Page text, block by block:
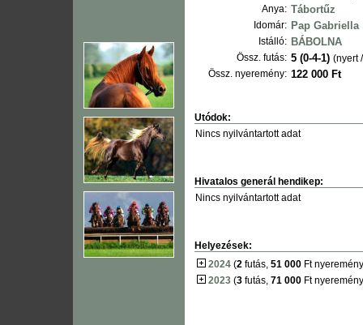
Anya: Tábortűz
Idomár: Pap Gabriella
Istálló: BÁBOLNA
Össz. futás: 5 (0-4-1) (nyert
Össz. nyeremény: 122 000 Ft
Utódok:
Nincs nyilvántartott adat
Hivatalos generál hendikep:
Nincs nyilvántartott adat
Helyezések:
2024 (2 futás, 51 000 Ft
2023 (3 futás, 71 000 Ft